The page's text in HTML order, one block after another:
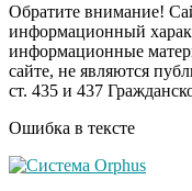
Ролик
секунд,
шоке от
Ролик из
Обратите внимание!
информационный
информационные
сайте, не являются
ст. 435 и 437
Ошибка в тексте